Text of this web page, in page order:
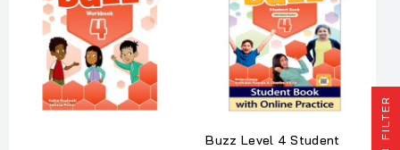
Buzz Level 4 Student
R